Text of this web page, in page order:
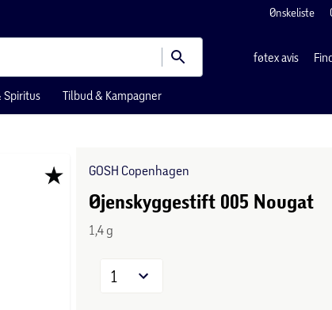
Ønskeliste
føtex avis
Spiritus Tilbud & Kampagner
GOSH Copenhagen
Øjenskyggestift 005 Nougat
1,4 g
1